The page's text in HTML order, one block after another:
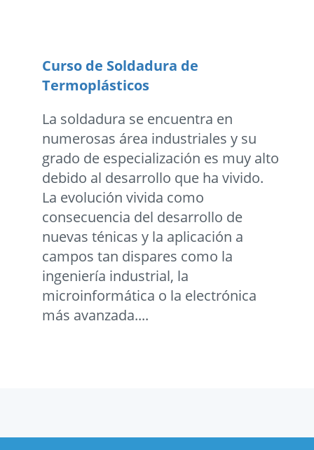
Curso de Soldadura de
Termoplásticos
La soldadura se encuentra en
numerosas área industriales y su
grado de especialización es muy alto
debido al desarrollo que ha vivido.
La evolución vivida como
consecuencia del desarrollo de
nuevas ténicas y la aplicación a
campos tan dispares como la
ingeniería industrial, la
microinformática o la electrónica
más avanzada....